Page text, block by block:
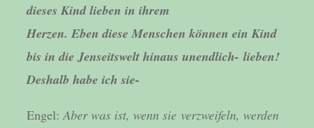
dieses Kind lieben in ihrem
Herzen. Eben diese Menschen können ein Kind
bis in die Jenseitswelt hinaus unendlich- lieben!
Deshalb habe ich sie-
Engel:Aber was ist, wenn sie verzweifeln, werden